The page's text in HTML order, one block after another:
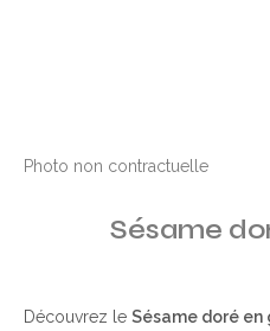
Photo non contractuelle
Sésame
Découvrez le Sésame doré en